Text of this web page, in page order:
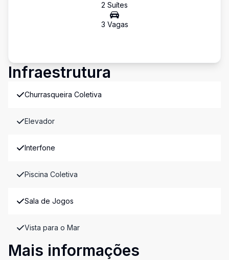
2 Suítes
3 Vagas
Infraestrutura
Churrasqueira Coletiva
Elevador
Interfone
Piscina Coletiva
Sala de Jogos
Vista para o Mar
Mais informações